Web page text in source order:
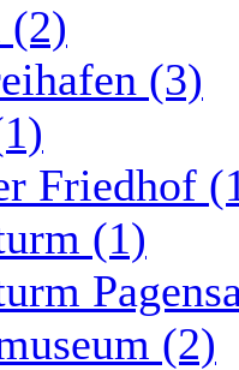
(2)
(3)
Friedhof
(1)
(2)